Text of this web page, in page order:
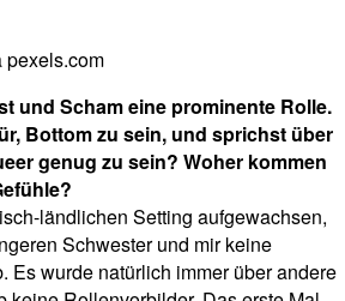
pexels.com
und Scham eine prominente Rolle.
Bottom zu sein, und sprichst über
genug zu sein? Woher kommen
ländlichen Setting aufgewachsen,
Schwester und mir keine
Es wurde natürlich immer über andere